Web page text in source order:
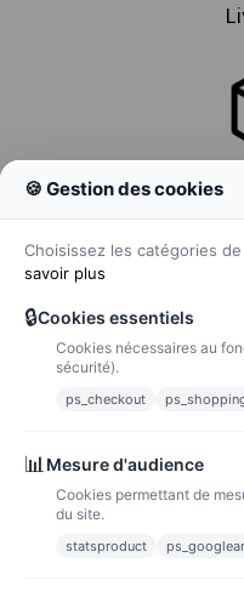
🍪 Gestion des cookies
Choisissez les catégories
savoir plus
🔒Cookies essentiels
Cookies nécessaires au
sécurité).
ps_checkout
📊 Mesure d'audience
Cookies permettant de
du site.
statsproduct